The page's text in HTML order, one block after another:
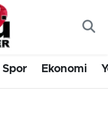
Spor Ekonomi